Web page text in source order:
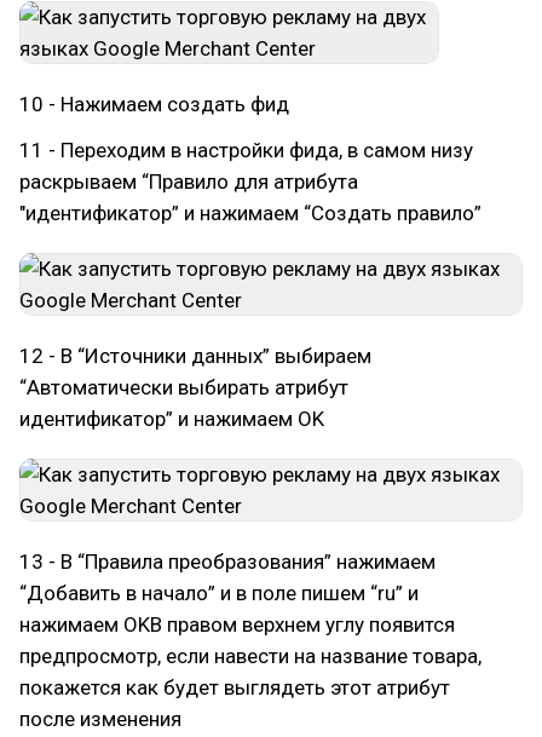
10 - Нажимаем создать фид
11 - Переходим в настройки фида, в самом низу
раскрываем “Правило для атрибута
"идентификатор” и нажимаем “Создать правило”
12 - В “Источники данных” выбираем
“Автоматически выбирать атрибут
идентификатор” и нажимаем OK
13 - В “Правила преобразования” нажимаем
“Добавить в начало” и в поле пишем “ru” и
нажимаем OKВ правом верхнем углу появится
предпросмотр, если навести на название товара,
покажется как будет выглядеть этот атрибут
после изменения